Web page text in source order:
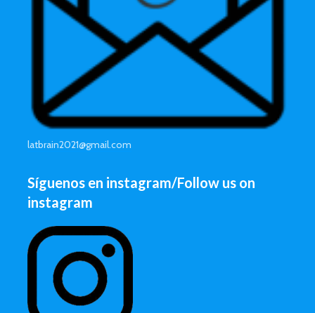
latbrain2021@gmail.com
Síguenos en instagram/Follow us on
instagram